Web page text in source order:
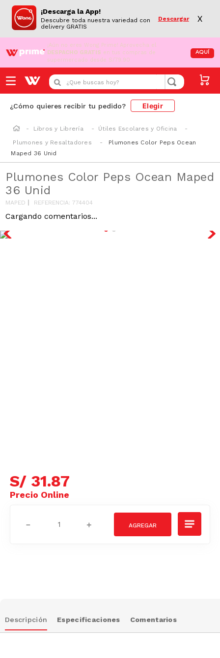
¡Descarga la App!
Descubre toda nuestra variedad con
delivery GRATIS
Descargar X
¡Aún no eres Wong Prime! Aprovecha el
DESPACHO GRATIS en tus compras de
supermercado desde S/79.90
AQUÍ
¿Que buscas hoy?
¿Cómo quieres recibir tu pedido? Elegir
Libros y Librería
Útiles Escolares y Oficina
Plumones y Resaltadores
Plumones Color Peps Ocean
Maped 36 Unid
Plumones Color Peps Ocean Maped
36 Unid
MAPED REFERENCIA:774404
Cargando comentarios...
S/ 31.87
＋
－
Descripción Especificaciones Comentarios